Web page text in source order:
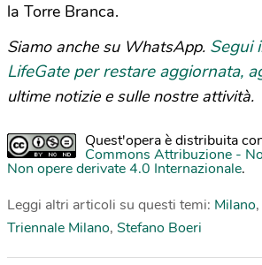
la Torre Branca.
Siamo anche su WhatsApp. Segui
LifeGate per restare aggiornata,
ultime notizie e sulle nostre attività.
Quest'opera è distribuita
Commons Attribuzione -
Non opere derivate 4.0 Internazionale.
Leggi altri articoli su questi temi: Milano,
Triennale Milano, Stefano Boeri